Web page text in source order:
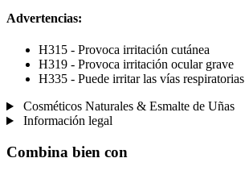
Advertencias:
H315 - Provoca irritación cutánea
H319 - Provoca irritación ocular grave
H335 - Puede irritar las vías respiratorias
Cosméticos Naturales & Esmalte de Uñas
Información legal
Combina bien con